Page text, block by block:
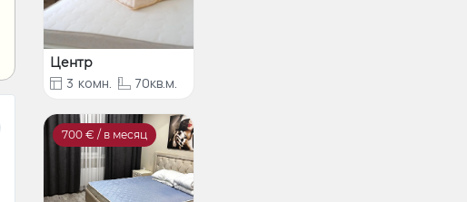
Центр
3 комн. 70кв.м.
700 € / в месяц